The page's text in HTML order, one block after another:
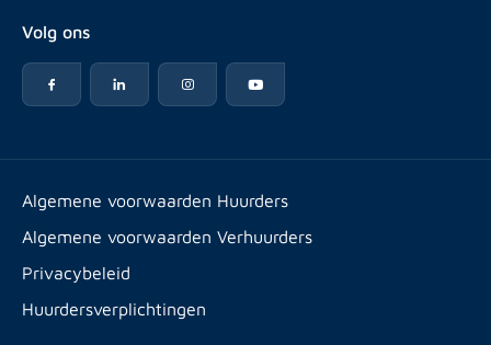
Vastgoedbeheer
Advies
Expats
Energielabel
Veelgestelde vragen
Reviews
Artikelen
Volg ons
Algemene voorwaarden Huurders
Algemene voorwaarden Verhuurders
Privacybeleid
Huurdersverplichtingen